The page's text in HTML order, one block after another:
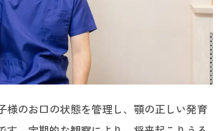
様のお口の状態を管理し、顎の正しい発育